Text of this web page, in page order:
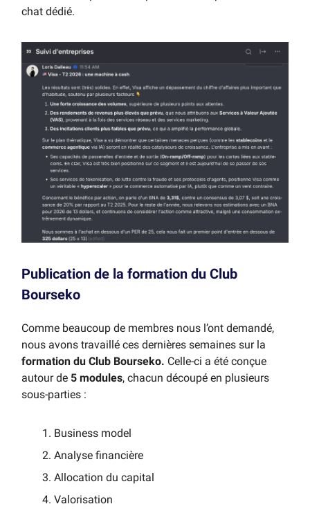
chat dédié.
Publication de la formation du Club
Bourseko
Comme beaucoup de membres nous l’ont demandé,
nous avons travaillé ces dernières semaines sur la
formation du Club Bourseko. Celle-ci a été conçue
autour de 5 modules, chacun découpé en plusieurs
sous-parties :
Business model
Analyse financière
Allocation du capital
Valorisation